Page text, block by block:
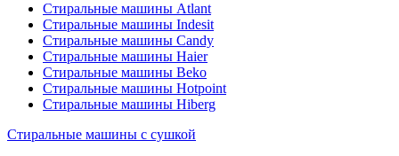
Стиральные машины Atlant
Стиральные машины Indesit
Стиральные машины Candy
Стиральные машины Haier
Стиральные машины Beko
Стиральные машины Hotpoint
Стиральные машины Hiberg
Стиральные машины с сушкой